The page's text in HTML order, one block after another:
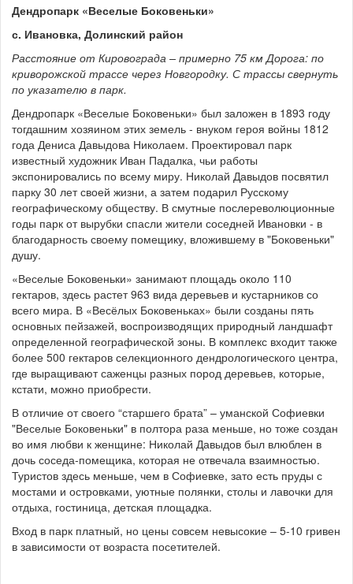
Дендропарк «Веселые Боковеньки»
с. Ивановка, Долинский район
Расстояние от Кировограда – примерно 75 км Дорога: по
криворожской трассе через Новгородку. С трассы свернуть
по указателю в парк.
Дендропарк «Веселые Боковеньки» был заложен в 1893 году
тогдашним хозяином этих земель - внуком героя войны 1812
года Дениса Давыдова Николаем. Проектировал парк
известный художник Иван Падалка, чьи работы
экспонировались по всему миру. Николай Давыдов посвятил
парку 30 лет своей жизни, а затем подарил Русскому
географическому обществу. В смутные послереволюционные
годы парк от вырубки спасли жители соседней Ивановки - в
благодарность своему помещику, вложившему в "Боковеньки"
душу.
«Веселые Боковеньки» занимают площадь около 110
гектаров, здесь растет 963 вида деревьев и кустарников со
всего мира. В «Весёлых Боковеньках» были созданы пять
основных пейзажей, воспроизводящих природный ландшафт
определенной географической зоны. В комплекс входит также
более 500 гектаров селекционного дендрологического центра,
где выращивают саженцы разных пород деревьев, которые,
кстати, можно приобрести.
В отличие от своего “старшего брата” – уманской Софиевки
"Веселые Боковеньки" в полтора раза меньше, но тоже создан
во имя любви к женщине: Николай Давыдов был влюблен в
дочь соседа-помещика, которая не отвечала взаимностью.
Туристов здесь меньше, чем в Софиевке, зато есть пруды с
мостами и островками, уютные полянки, столы и лавочки для
отдыха, гостиница, детская площадка.
Вход в парк платный, но цены совсем невысокие – 5-10 гривен
в зависимости от возраста посетителей.